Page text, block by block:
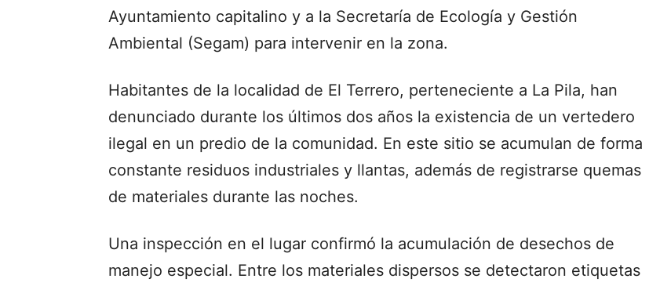
Ayuntamiento capitalino y a la Secretaría de Ecología y Gestión
Ambiental (Segam) para intervenir en la zona.
Habitantes de la localidad de El Terrero, perteneciente a La Pila, han
denunciado durante los últimos dos años la existencia de un vertedero
ilegal en un predio de la comunidad. En este sitio se acumulan de forma
constante residuos industriales y llantas, además de registrarse quemas
de materiales durante las noches.
Una inspección en el lugar confirmó la acumulación de desechos de
manejo especial. Entre los materiales dispersos se detectaron etiquetas